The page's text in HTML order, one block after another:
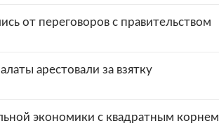
от переговоров с правительством
арестовали за взятку
экономики с квадратным корнем